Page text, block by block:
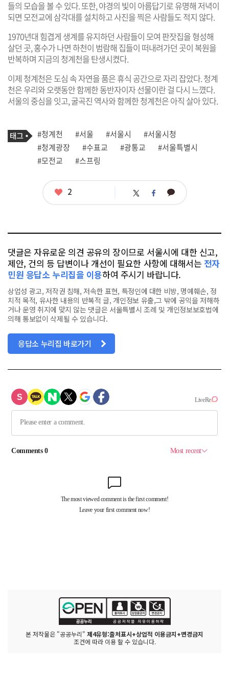
들의 모습을 볼 수 있다. 또한, 야경의 빛이 아름답기로 유명해 저녁이
되면 모전교에 삼각대를 설치하고 사진을 찍은 사람들도 적지 않다.
1970년대 힘겹게 생계를 유지하던 사람들이 모여 판잣집을 형성해
살던 곳, 홍수가 나면 하천이 범람해 집들이 떠내려가던 곳이 복원을
반복하며 지금의 청계천을 탄생시켰다.
이제 청계천은 도심 속 자연을 품은 휴식 공간으로 자리 잡았다. 청계
천은 우리와 오랫동안 함께한 동반자이자 선물이란 걸 다시 느꼈다.
서울의 중심을 잇고, 굴곡진 역사와 함께한 청계천은 아직 살아 있다.
기
사
관
련
태
태
그
#청계천 #서울 #서울시
#서울시청
#청계광장
#수표교 #광통교
#서울특별시
#모전교
#스프링
좋
2 트 페 카
댓글은 자유로운 의견 공유의 장이므로 서울시에 대한 신고,
제안, 건의 등 답변이나 개선이 필요한 사항에 대해서는 전자
민원 응답소 누리집을 이용하여 주시기 바랍니다.
상업성 광고, 저작권 침해, 저속한 표현, 특정인에 대한 비방, 명예훼손, 정
치적 목적, 유사한 내용의 반복적 글, 개인정보 유출,그 밖에 공익을 저해하
거나 운영 취지에 맞지 않는 댓글은 서울특별시 조례 및 개인정보보호법에
의해 통보없이 삭제될 수 있습니다.
응답소 누리집 바로가기
본 저작물은 "공공누리" 제4유형:출처표시+상업적 이용금지+변경금지
조건에 따라 이용 할 수 있습니다.